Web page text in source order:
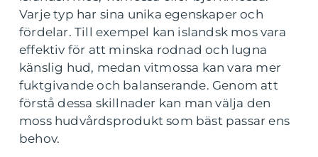
Varje typ har sina unika egenskaper och
fördelar. Till exempel kan islandsk mos vara
effektiv för att minska rodnad och lugna
känslig hud, medan vitmossa kan vara mer
fuktgivande och balanserande. Genom att
förstå dessa skillnader kan man välja den
moss hudvårdsprodukt som bäst passar ens
behov.